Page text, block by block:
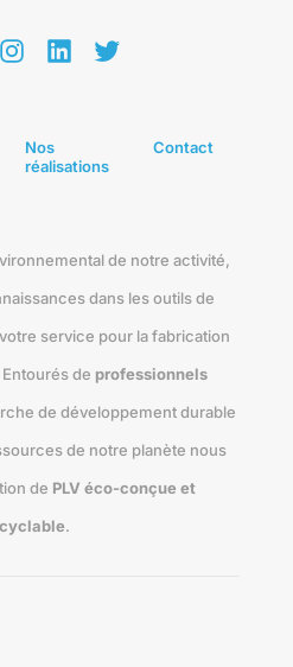
InstagramLinkedInTwitter
Nos
réalisations
Contact
de notre activité,
dans les outils de
service pour la fabrication
Entourés de professionnels
de développement durable
de notre planète nous
de PLV éco-conçue et
.